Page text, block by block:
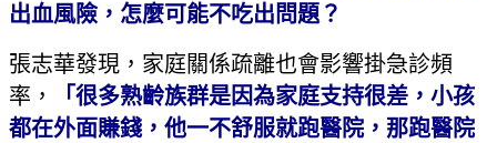
出血風險，怎麼可能不吃出問題？
張志華發現，家庭關係疏離也會影響掛急診頻
率，
「很多熟齡族群是因為家庭支持很差，小孩
都在外面賺錢，他一不舒服就跑醫院，那跑醫院